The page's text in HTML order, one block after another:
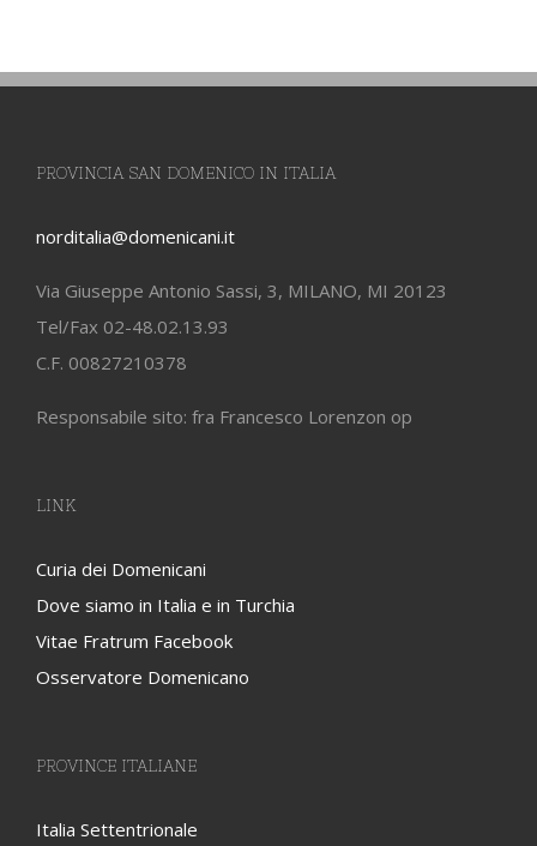
PROVINCIA SAN DOMENICO IN ITALIA
norditalia@domenicani.it
Via Giuseppe Antonio Sassi, 3, MILANO, MI 20123
Tel/Fax 02-48.02.13.93
C.F. 00827210378
Responsabile sito: fra Francesco Lorenzon op
LINK
Curia dei Domenicani
Dove siamo in Italia e in Turchia
Vitae Fratrum Facebook
Osservatore Domenicano
PROVINCE ITALIANE
Italia Settentrionale